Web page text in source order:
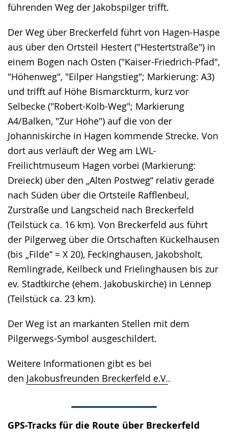
führenden Weg der Jakobspilger trifft.
Der Weg über Breckerfeld führt von Hagen-Haspe
aus über den Ortsteil Hestert ("Hestertstraße") in
einem Bogen nach Osten ("Kaiser-Friedrich-Pfad",
"Höhenweg", "Eilper Hangstieg"; Markierung: A3)
und trifft auf Höhe Bismarckturm, kurz vor
Selbecke ("Robert-Kolb-Weg"; Markierung
A4/Balken, "Zur Höhe") auf die von der
Johanniskirche in Hagen kommende Strecke. Von
dort aus verläuft der Weg am LWL-
Freilichtmuseum Hagen vorbei (Markierung:
Dreieck) über den „Alten Postweg“ relativ gerade
nach Süden über die Ortsteile Rafflenbeul,
Zurstraße und Langscheid nach Breckerfeld
(Teilstück ca. 16 km). Von Breckerfeld aus führt
der Pilgerweg über die Ortschaften Kückelhausen
(bis „Filde“ = X 20), Feckinghausen, Jakobsholt,
Remlingrade, Keilbeck und Frielinghausen bis zur
ev. Stadtkirche (ehem. Jakobuskirche) in Lennep
(Teilstück ca. 23 km).
Der Weg ist an markanten Stellen mit dem
Pilgerwegs-Symbol ausgeschildert.
Weitere Informationen gibt es bei
den Jakobusfreunden Breckerfeld e.V..
GPS-Tracks für die Route über Breckerfeld